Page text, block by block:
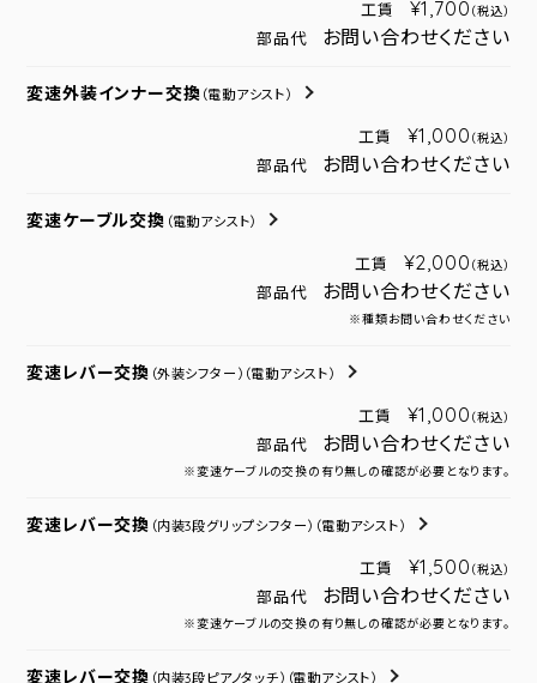
工賃 ¥1,700 （税込）
部品代 お問い合わせください
変速外装インナー交換 （電動アシスト）
工賃 ¥1,000 （税込）
部品代 お問い合わせください
変速ケーブル交換 （電動アシスト）
工賃 ¥2,000 （税込）
部品代 お問い合わせください
※種類お問い合わせください
変速レバー交換 （外装シフター） （電動アシスト）
工賃 ¥1,000 （税込）
部品代 お問い合わせください
※変速ケーブルの交換の有り無しの確認が必要となります。
変速レバー交換 （内装3段グリップシフター） （電動アシスト）
工賃 ¥1,500 （税込）
部品代 お問い合わせください
※変速ケーブルの交換の有り無しの確認が必要となります。
変速レバー交換 （内装3段ピアノタッチ） （電動アシスト）